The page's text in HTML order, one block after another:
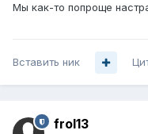
Мы как-то попроще
Вставить ник
frol13